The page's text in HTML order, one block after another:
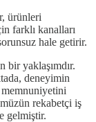
ürünleri
farklı kanalları
hale getirir.
bir yaklaşımdır.
deneyimin
memnuniyetini
rekabetçi iş
gelmiştir.